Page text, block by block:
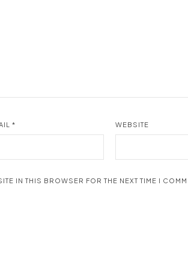
* WEBSITE
IN THIS BROWSER FOR THE NEXT TIME I